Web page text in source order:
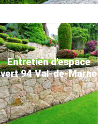
Entretien d'espace
vert 94 Val-de-Marne